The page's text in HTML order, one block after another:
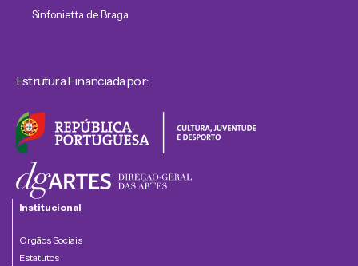
Sinfonietta de Braga
Estrutura Financiada por:
Institucional
Orgãos Sociais
Estatutos